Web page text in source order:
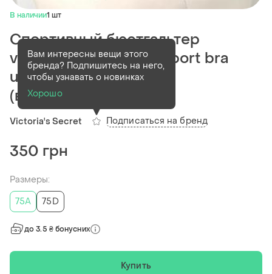
В наличии1 шт
Спортивный бюстгальтер
victoria's secret pink sport bra
ultimate размер м
(в80,c75,d75,a80...
Victoria's Secret
Вам интересны вещи этого
бренда? Подпишитесь на него,
чтобы узнавать о новинках
Хорошо
Подписаться на бренд
350 грн
Размеры:
75A
75D
до 3.5 ₴ бонусних
Купить